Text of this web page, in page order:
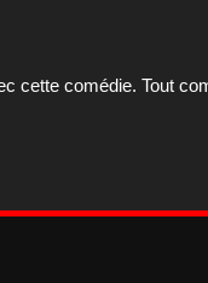
cette comédie. Tout